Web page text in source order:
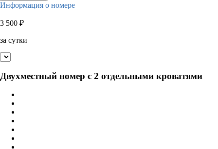
Информация о номере
3 500 ₽
за сутки
Двухместный номер с 2 отдельными кроватями